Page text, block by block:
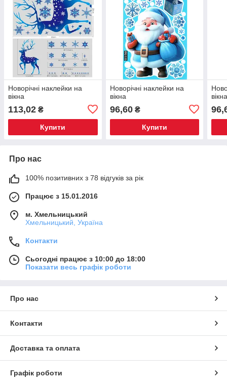
Новорічні наклейки на
вікна
113,02 ₴
Купити
Новорічні наклейки на
вікна
96,60₴
Купити
Про нас
100% позитивних з 78 відгуків за рік
Працює з 15.01.2016
м. Хмельницький
Хмельницький, Україна
Контакти
Сьогодні працює з 10:00 до 18:00
Показати весь графік роботи
Про нас
Контакти
Доставка та оплата
Графік роботи